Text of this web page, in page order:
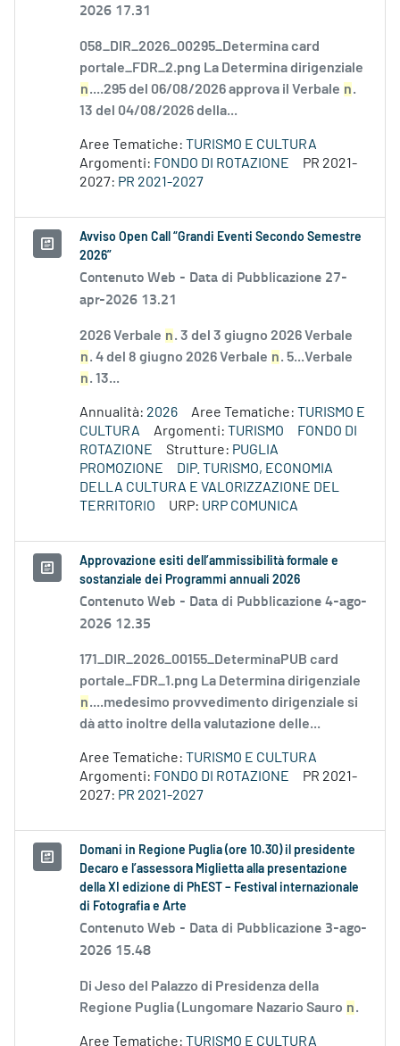
2026 17.31
058_DIR_2026_00295_Determina card
portale_FDR_2.png La Determina dirigenziale
n....295 del 06/08/2026 approva il Verbale n.
13 del 04/08/2026 della...
Aree Tematiche: TURISMO E CULTURA
Argomenti: FONDO DI ROTAZIONE
PR 2021-
2027: PR 2021-2027
Avviso Open Call “Grandi Eventi Secondo Semestre
2026”
Contenuto Web - Data di Pubblicazione 27-
apr-2026 13.21
2026 Verbale n. 3 del 3 giugno 2026 Verbale
n. 4 del 8 giugno 2026 Verbale n. 5...Verbale
n. 13...
Annualità: 2026 Aree Tematiche: TURISMO E
CULTURA
Argomenti: TURISMO
FONDO DI
ROTAZIONE
Strutture: PUGLIA
PROMOZIONE
DIP. TURISMO, ECONOMIA
DELLA CULTURA E VALORIZZAZIONE DEL
TERRITORIO
URP: URP COMUNICA
Approvazione esiti dell’ammissibilità formale e
sostanziale dei Programmi annuali 2026
Contenuto Web - Data di Pubblicazione 4-ago-
2026 12.35
171_DIR_2026_00155_DeterminaPUB card
portale_FDR_1.png La Determina dirigenziale
n....medesimo provvedimento dirigenziale si
dà atto inoltre della valutazione delle...
Aree Tematiche: TURISMO E CULTURA
Argomenti: FONDO DI ROTAZIONE
PR 2021-
2027: PR 2021-2027
Domani in Regione Puglia (ore 10.30) il presidente
Decaro e l’assessora Miglietta alla presentazione
della XI edizione di PhEST – Festival internazionale
di Fotografia e Arte
Contenuto Web - Data di Pubblicazione 3-ago-
2026 15.48
Di Jeso del Palazzo di Presidenza della
Regione Puglia (Lungomare Nazario Sauro n.
Aree Tematiche: TURISMO E CULTURA